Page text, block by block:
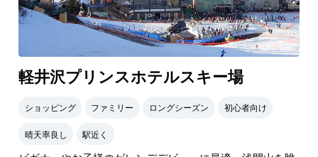
軽井沢プリンスホテルスキー場
ショッピング ファミリー ロングシーズン 初心者向け
晴天率良し 駅近く